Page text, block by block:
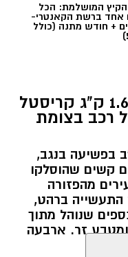
הקיץ המושלמת: הכל
אחד ברשת הקאנטרי-
+ חודש מתנה (כולל
הכלבה איקרה הריחה: 1.6 ק"ג קריסטל
רכב בצומת
בפשיעה בנגב,
קשים שהוסלקו
מהפזורה
התעשייה ברהט,
שנוהל מתוך
זר. ארבעה